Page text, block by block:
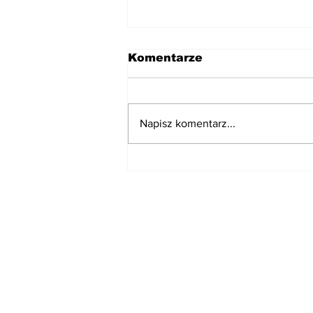
Komentarze
Napisz komentarz...